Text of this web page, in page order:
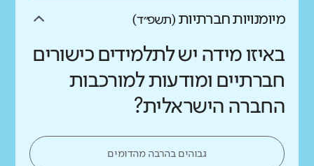
מיומנויות חברתיות (תשפ״ד)
באיזו מידה יש לתלמידים כישורים
חברתיים ומודעות למורכבות
החברה הישראלית?
גבוהים בהרבה מהדומים